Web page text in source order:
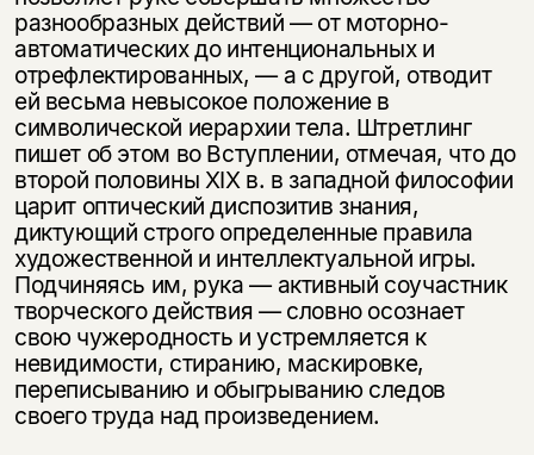
разнообразных действий — от моторно-
автоматических до интенциональных и
отрефлектированных, — а с другой, отводит
ей весьма невысокое положение в
символической иерархии тела. Штретлинг
пишет об этом во Вступлении, отмечая, что до
второй половины XIX в. в западной философии
царит оптический диспозитив знания,
диктующий строго определенные правила
художественной и интеллектуальной игры.
Подчиняясь им, рука — активный соучастник
творческого действия — словно осознает
свою чужеродность и устремляется к
невидимости, стиранию, маскировке,
переписыванию и обыгрыванию следов
своего труда над произведением.